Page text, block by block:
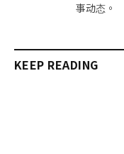
事动态。
KEEP READING